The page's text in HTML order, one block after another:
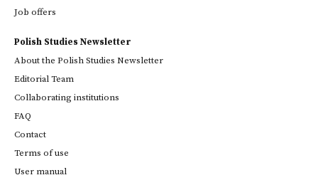
Job offers
Polish Studies Newsletter
About the Polish Studies Newsletter
Editorial Team
Collaborating institutions
FAQ
Contact
Terms of use
User manual